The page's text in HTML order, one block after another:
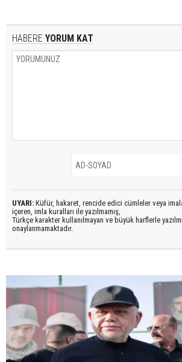
HABERE YORUM KAT
UYARI: Küfür, hakaret, rencide edici cümleler veya
içeren, imla kuralları ile yazılmamış,
Türkçe karakter kullanılmayan ve büyük harflerle
onaylanmamaktadır.